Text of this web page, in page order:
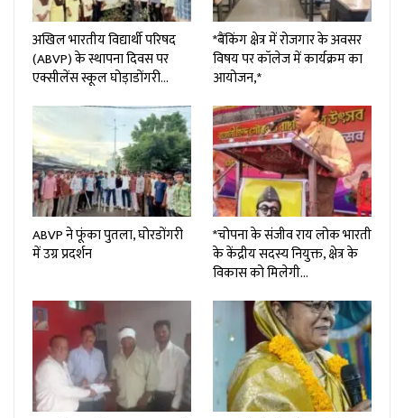
अखिल भारतीय विद्यार्थी परिषद
(ABVP) के स्थापना दिवस पर
एक्सीलेंस स्कूल घोड़ाडोंगरी…
*बैंकिंग क्षेत्र में रोजगार के अवसर
विषय पर कॉलेज में कार्यक्रम का
आयोजन,*
ABVP ने फूंका पुतला, घोरडोंगरी
में उग्र प्रदर्शन
*चोपना के संजीव राय लोक भारती
के केंद्रीय सदस्य नियुक्त, क्षेत्र के
विकास को मिलेगी…